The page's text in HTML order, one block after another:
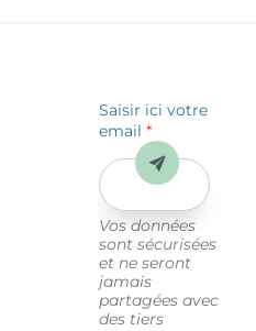
Saisir ici votre
email*
Vos données
sont sécurisées
et ne seront
jamais
partagées avec
des tiers
Envoyer